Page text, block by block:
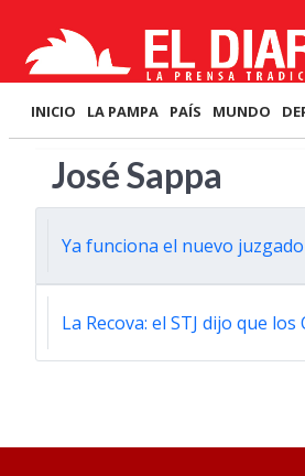
INICIO LA PAMPA PAÍS MUNDO
José Sappa
Ya funciona el nuevo
La Recova: el STJ dijo que